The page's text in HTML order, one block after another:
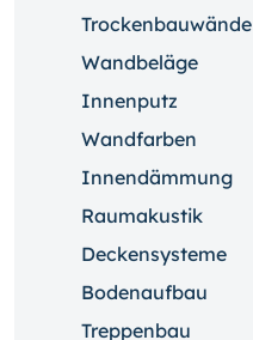
Trockenbauwände
Wandbeläge
Innenputz
Wandfarben
Innendämmung
Raumakustik
Deckensysteme
Bodenaufbau
Treppenbau